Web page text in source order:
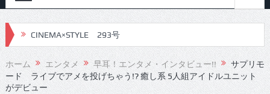
CINEMA×STYLE 293号
CINEMA×STYLE 291号
CINEMA×STYLE 290号
ホーム エンタメ 早耳！エンタメ・インタビュー!!
サプリモ
ード ライブでアメを投げちゃう!? 癒し系 5人組アイドルユニット
がデビュー